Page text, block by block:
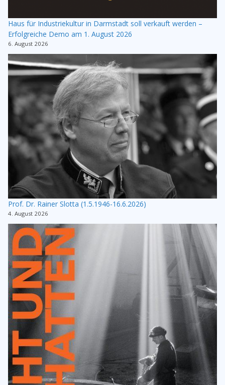
Haus für Industriekultur in Darmstadt soll verkauft werden –
Erfolgreiche Demo am 1. August 2026
6. August 2026
Prof. Dr. Rainer Slotta (1.5.1946-16.6.2026)
4. August 2026